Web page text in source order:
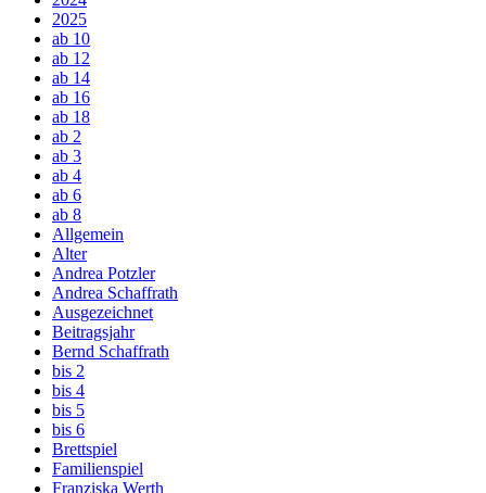
2025
ab 10
ab 12
ab 14
ab 16
ab 18
ab 2
ab 3
ab 4
ab 6
ab 8
Allgemein
Alter
Andrea Potzler
Andrea Schaffrath
Ausgezeichnet
Beitragsjahr
Bernd Schaffrath
bis 2
bis 4
bis 5
bis 6
Brettspiel
Familienspiel
Franziska Werth